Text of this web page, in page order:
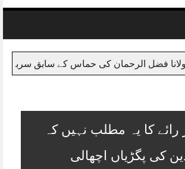
ڈاکٹر خالد مشعل سے ملاقات
رائے کا یہ مطلب نہیں کہ
کی پگڑیاں اچھالی